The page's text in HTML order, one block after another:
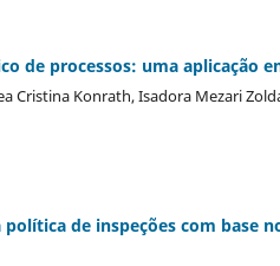
de processos: uma aplicação
Cristina Konrath, Isadora Mezari
política de inspeções com base